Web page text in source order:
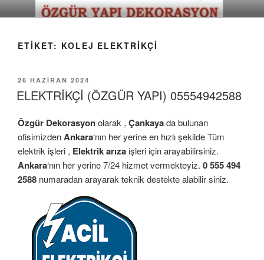
İçeriğe
geç
ETIKET: KOLEJ ELEKTRİKÇİ
YAYIM
TARIHI
26 HAZIRAN 2024
ELEKTRİKÇİ (ÖZGÜR YAPI) 05554942588
Özgür Dekorasyonolarak , Çankayada bulunan
ofisimizdenAnkara‘nın her yerine en hızlı şekilde Tüm
elektrik işleri , Elektrik arıza işleri için arayabilirsiniz.
Ankara‘nın her yerine 7/24 hizmet vermekteyiz. 0 555 494
2588 numaradan arayarak teknik destekte alabilir siniz.